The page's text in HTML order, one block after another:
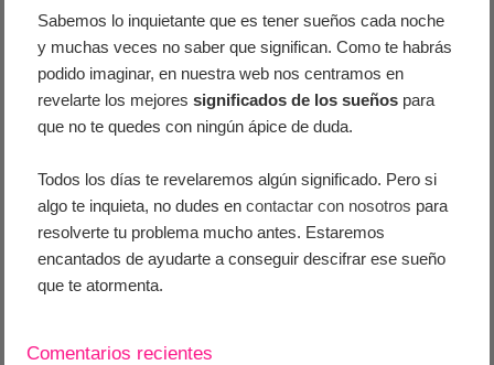
Sabemos lo inquietante que es tener sueños cada noche
y muchas veces no saber que significan. Como te habrás
podido imaginar, en nuestra web nos centramos en
revelarte los mejoressignificados de los sueños para
que no te quedes con ningún ápice de duda.
Todos los días te revelaremos algún significado. Pero si
algo te inquieta, no dudes encontactar con nosotros para
resolverte tu problema mucho antes. Estaremos
encantados de ayudarte a conseguir descifrar ese sueño
que te atormenta.
Comentarios recientes